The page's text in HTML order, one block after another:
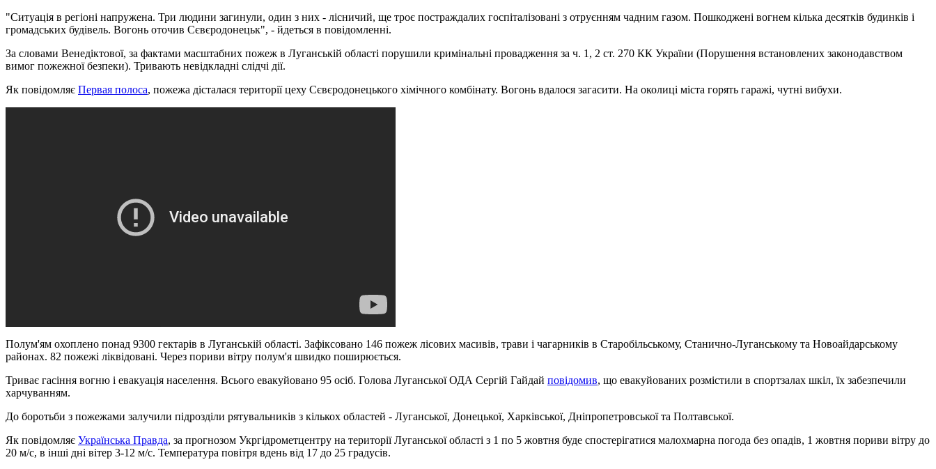
"Ситуація в регіоні напружена. Три людини загинули, один з них - лісничий, ще троє постраждалих госпіталізовані з отруєнням чадним газом. Пошкоджені вогнем кілька десятків будинків і
громадських будівель. Вогонь оточив Сєвєродонецьк", - йдеться в повідомленні.
За словами Венедіктової, за фактами масштабних пожеж в Луганській області порушили кримінальні провадження за ч. 1, 2 ст. 270 КК України (Порушення встановлених законодавством
вимог пожежної безпеки). Тривають невідкладні слідчі дії.
Як повідомляє Первая полоса, пожежа дісталася території цеху Сєвєродонецького хімічного комбінату. Вогонь вдалося загасити. На околиці міста горять гаражі, чутні вибухи.
Полум'ям охоплено понад 9300 гектарів в Луганській області. Зафіксовано 146 пожеж лісових масивів, трави і чагарників в Старобільському, Станично-Луганському та Новоайдарському
районах. 82 пожежі ліквідовані. Через пориви вітру полум'я швидко поширюється.
Триває гасіння вогню і евакуація населення. Всього евакуйовано 95 осіб. Голова Луганської ОДА Сергій Гайдай повідомив, що евакуйованих розмістили в спортзалах шкіл, їх забезпечили
харчуванням.
До боротьби з пожежами залучили підрозділи рятувальників з кількох областей - Луганської, Донецької, Харківської, Дніпропетровської та Полтавської.
Як повідомляє Українська Правда, за прогнозом Укргідрометцентру на території Луганської області з 1 по 5 жовтня буде спостерігатися малохмарна погода без опадів, 1 жовтня пориви вітру до
20 м/с, в інші дні вітер 3-12 м/с. Температура повітря вдень від 17 до 25 градусів.